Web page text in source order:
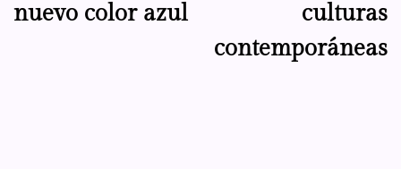
nuevo color azul
culturas
contemporáneas